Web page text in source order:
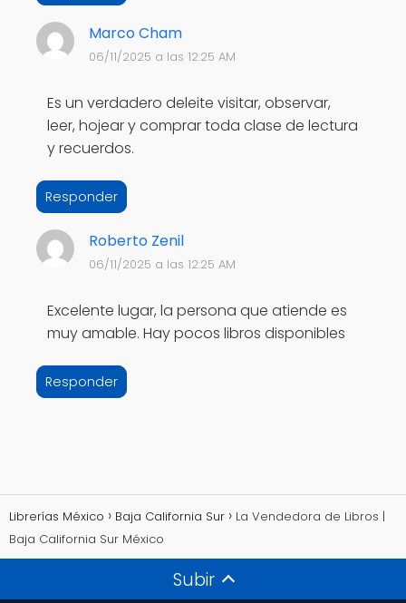
Marco Cham
06/11/2025 a las 12:25 AM
Es un verdadero deleite visitar, observar,
leer, hojear y comprar toda clase de lectura
y recuerdos.
Responder
Roberto Zenil
06/11/2025 a las 12:25 AM
Excelente lugar, la persona que atiende es
muy amable. Hay pocos libros disponibles
Responder
Librerías México Baja California Sur
La Vendedora de Libros |
Baja California Sur México
Subir